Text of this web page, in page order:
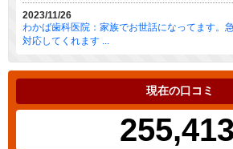
2023/11/26
わかば歯科医院：家族でお世話になってます。
対応してくれます ...
現在の口コミ
255,413